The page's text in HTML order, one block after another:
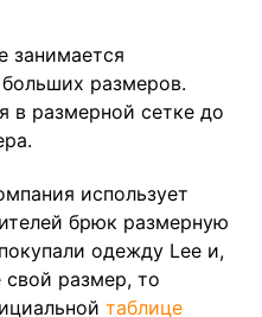
занимается
размеров.
в размерной сетке до
использует
брюк размерную
одежду Lee и,
свой размер, то
таблице